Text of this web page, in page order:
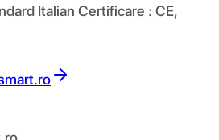
Italian Certificare : CE,